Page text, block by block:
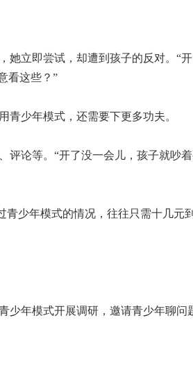
立即尝试，却遭到孩子的反对。“
看这些？”
少年模式，还需要下更多功夫。
论等。“开了没一会儿，孩子就吵
少年模式的情况，往往只需十几元
年模式开展调研，邀请青少年聊问